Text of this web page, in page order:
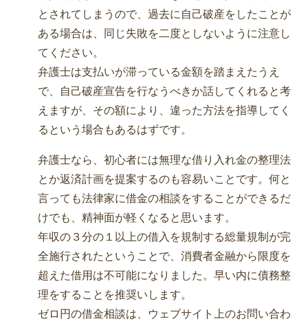
とされてしまうので、過去に自己破産をしたことが
ある場合は、同じ失敗を二度としないように注意し
てください。
弁護士は支払いが滞っている金額を踏まえたうえ
で、自己破産宣告を行なうべきか話してくれると考
えますが、その額により、違った方法を指導してく
るという場合もあるはずです。
弁護士なら、初心者には無理な借り入れ金の整理法
とか返済計画を提案するのも容易いことです。何と
言っても法律家に借金の相談をすることができるだ
けでも、精神面が軽くなると思います。
年収の３分の１以上の借入を規制する総量規制が完
全施行されたということで、消費者金融から限度を
超えた借用は不可能になりました。早い内に債務整
理をすることを推奨いします。
ゼロ円の借金相談は、ウェブサイト上のお問い合わ